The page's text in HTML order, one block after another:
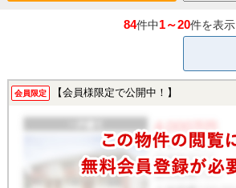
84件中1～20件を表示
会員限定 【会員様限定で公開中！】